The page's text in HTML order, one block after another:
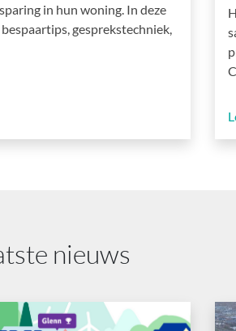
in hun woning. In deze
gesprekstechniek,
nieuws